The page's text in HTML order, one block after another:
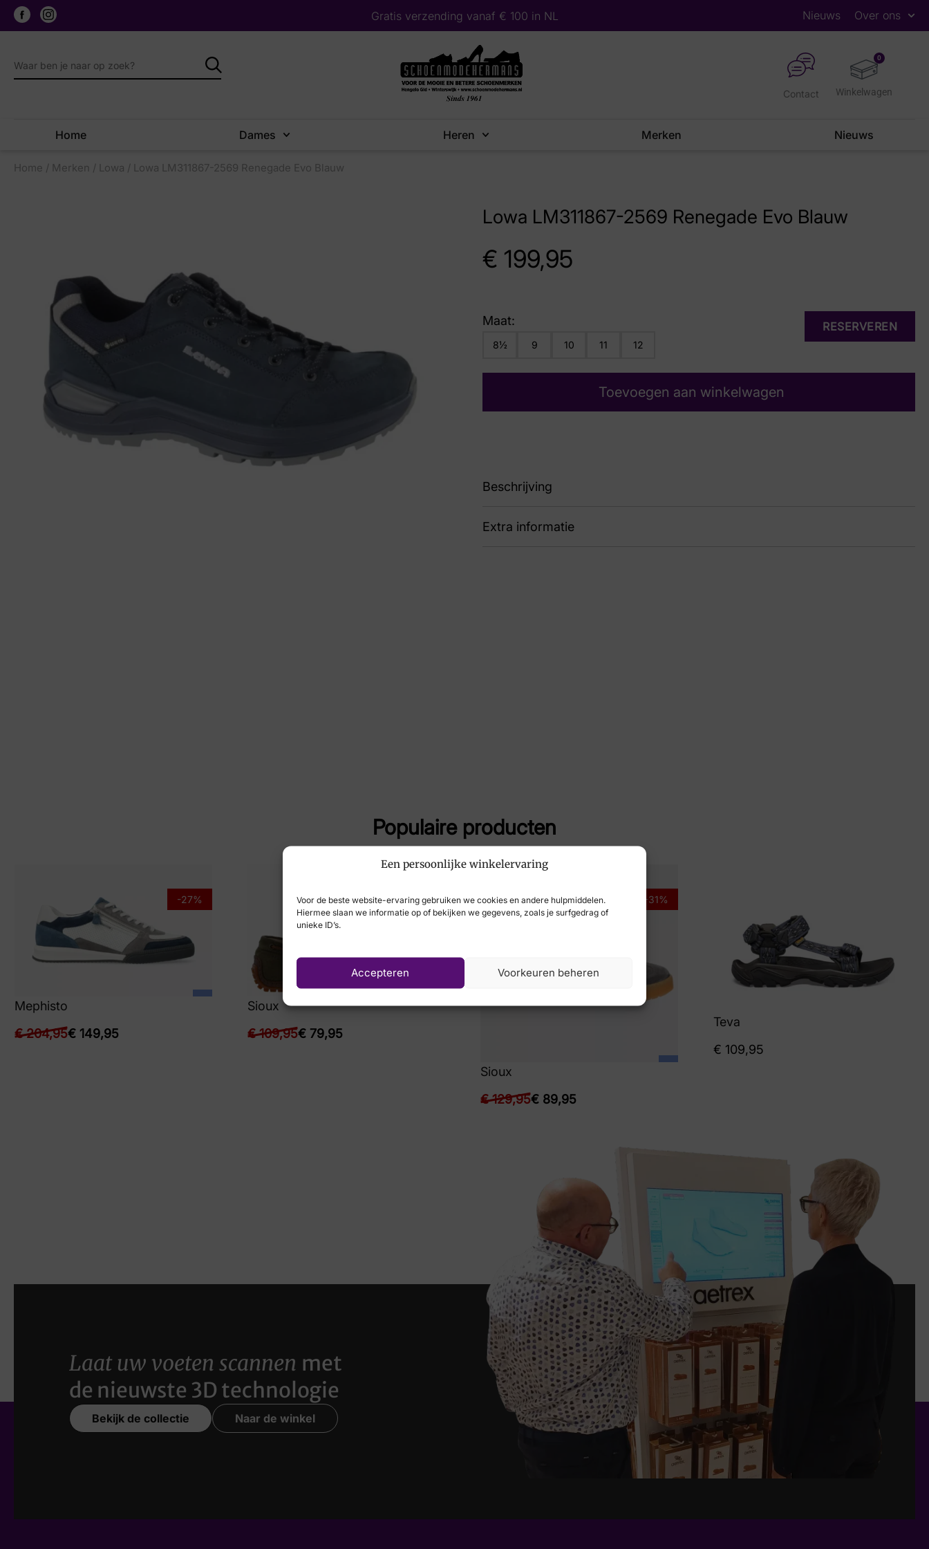
Een persoonlijke winkelervaring
Voor de beste website-ervaring gebruiken we cookies en andere hulpmiddelen.
Hiermee slaan we informatie op of bekijken we gegevens, zoals je surfgedrag of
unieke ID’s.
Accepteren Voorkeuren beheren
Gratis verzending vanaf € 100 in NL Nieuws Over ons
0
Contact
Home Dames Heren Merken Nieuws
Home / Merken / Lowa / Lowa LM311867-2569 Renegade Evo Blauw
Lowa LM311867-2569 Renegade Evo Blauw
€ 199,95
RESERVEREN
Maat:
8½ 9 10 11 12
Toevoegen aan winkelwagen
Beschrijving
LM311867-2569
Extra informatie
Populaire producten
-27%
Mephisto
€204,95€ 149,95
-27%
Sioux
€109,95€ 79,95
-31%
Sioux
€129,95€ 89,95
Teva
€ 109,95
Laat uw voeten scannen met
de nieuwste 3D technologie
Bekijk de collectie Naar de winkel